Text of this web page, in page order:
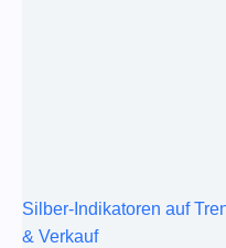
Silber-Indikatoren auf
& Verkauf